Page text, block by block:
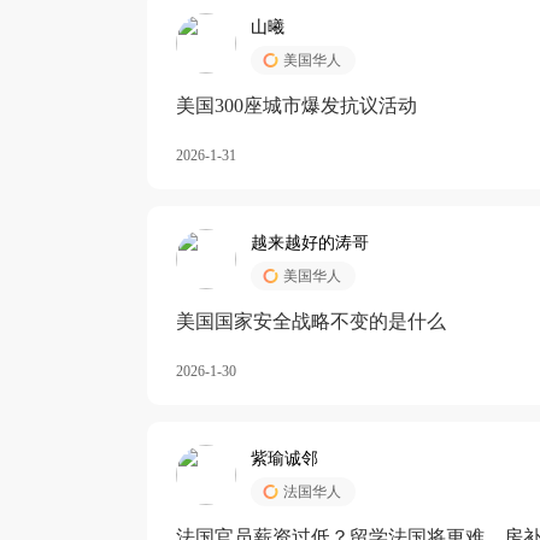
山曦
美国华人
美国300座城市爆发抗议活动
2026-1-31
越来越好的涛哥
美国华人
美国国家安全战略不变的是什么
2026-1-30
紫瑜诚邻
法国华人